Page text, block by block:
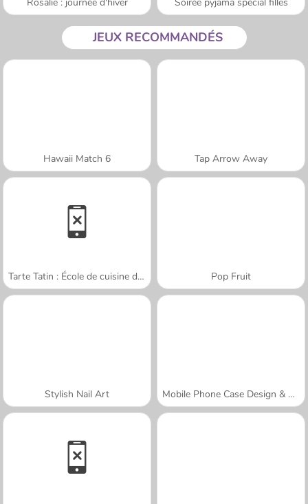
JEUX RECOMMANDÉS
Hawaii Match 6 Tap Arrow Away
Tarte Tatin : École de cuisine de Sara Pop Fruit
Stylish Nail Art Mobile Phone Case Design & DIY